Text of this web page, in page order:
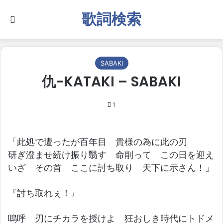
歌詞検索
SABAKI
仇-KATAKI – SABAKI
1
「此処で遭ったが百年目 貴様の為に此の刃
研ぎ澄ませ続け振り翳す 命削って この日を迎え
いざ その首 ここに討ち取り 天下に示さん！」
『討ち取れぇ！』
嗚呼 刃にチカラを授けよ 狂おしき時代にトドメ